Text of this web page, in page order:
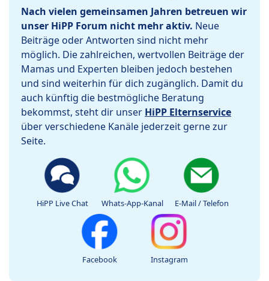
Nach vielen gemeinsamen Jahren betreuen wir
unser HiPP Forum nicht mehr aktiv. Neue
Beiträge oder Antworten sind nicht mehr
möglich. Die zahlreichen, wertvollen Beiträge der
Mamas und Experten bleiben jedoch bestehen
und sind weiterhin für dich zugänglich. Damit du
auch künftig die bestmögliche Beratung
bekommst, steht dir unser HiPP Elternservice
über verschiedene Kanäle jederzeit gerne zur
Seite.
HiPP Live Chat Whats-App-Kanal E-Mail / Telefon
Facebook Instagram